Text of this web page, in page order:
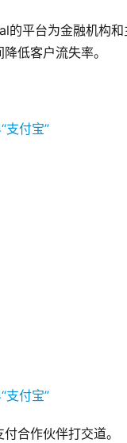
的平台为金融机构和
低客户流失率。
合作伙伴打交道。